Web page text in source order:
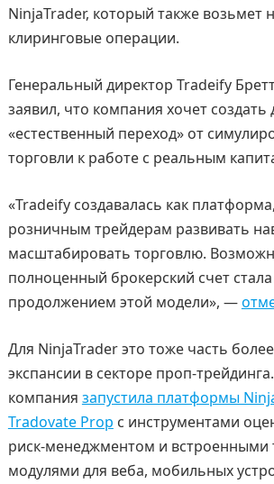
NinjaTrader, который также возьмет
клиринговые операции.
Генеральный директор Tradeify
заявил, что компания хочет создать
«естественный переход» от
торговли к работе с реальным
«Tradeify создавалась как
розничным трейдерам развивать
масштабировать торговлю.
полноценный брокерский счет
продолжением этой модели», —
Для NinjaTrader это тоже часть
экспансии в секторе проп-
компания запустила платформы
Tradovate Prop с инструментами
риск-менеджментом и встроенными
модулями для веба, мобильных